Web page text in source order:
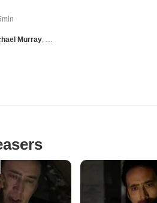
Murray, Lea Thompson